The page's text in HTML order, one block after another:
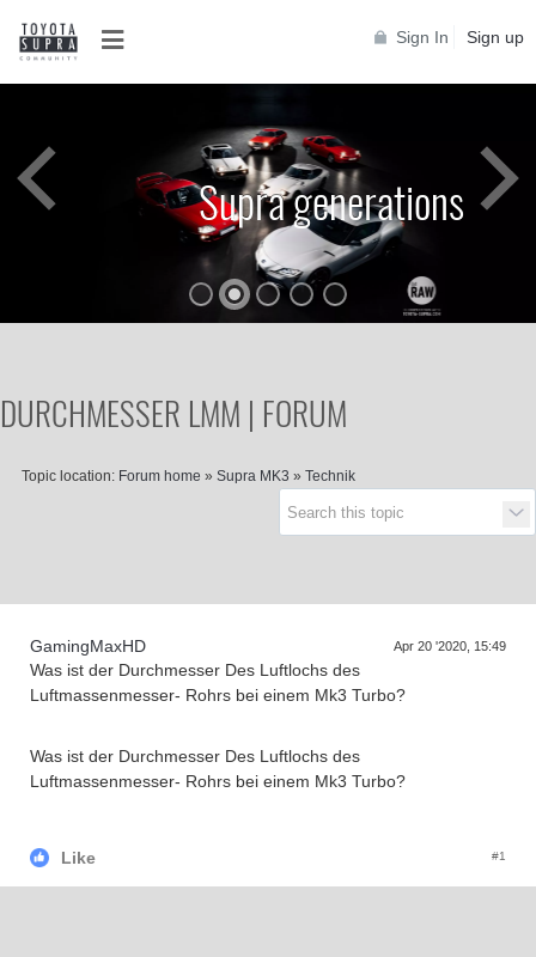
Sign In Sign up
Supra generations
Supra generations
DURCHMESSER LMM | FORUM
Topic location: Forum home » Supra MK3 » Technik
GamingMaxHD Apr 20 '2020, 15:49
Was ist der Durchmesser Des Luftlochs des
Luftmassenmesser- Rohrs bei einem Mk3 Turbo?
Was ist der Durchmesser Des Luftlochs des
Luftmassenmesser- Rohrs bei einem Mk3 Turbo?
Like #1